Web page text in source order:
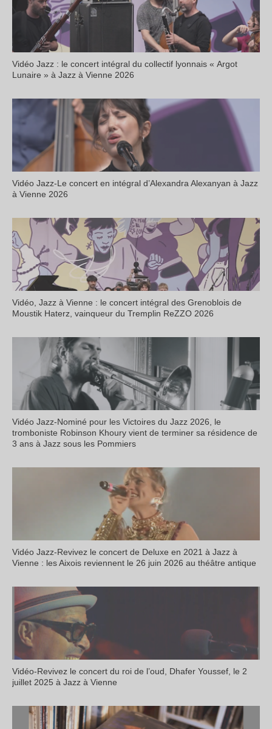
Vidéo Jazz : le concert intégral du collectif lyonnais « Argot
Lunaire » à Jazz à Vienne 2026
Vidéo Jazz-Le concert en intégral d’Alexandra Alexanyan à Jazz
à Vienne 2026
Vidéo, Jazz à Vienne : le concert intégral des Grenoblois de
Moustik Haterz, vainqueur du Tremplin ReZZO 2026
Vidéo Jazz-Nominé pour les Victoires du Jazz 2026, le
tromboniste Robinson Khoury vient de terminer sa résidence de
3 ans à Jazz sous les Pommiers
Vidéo Jazz-Revivez le concert de Deluxe en 2021 à Jazz à
Vienne : les Aixois reviennent le 26 juin 2026 au théâtre antique
Vidéo-Revivez le concert du roi de l’oud, Dhafer Youssef, le 2
juillet 2025 à Jazz à Vienne